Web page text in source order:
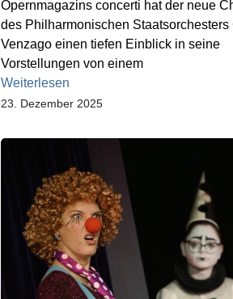
Opernmagazins concerti hat der neue
des Philharmonischen Staatsorchesters
Venzago einen tiefen Einblick in seine
Vorstellungen von einem
Weiterlesen
23. Dezember 2025